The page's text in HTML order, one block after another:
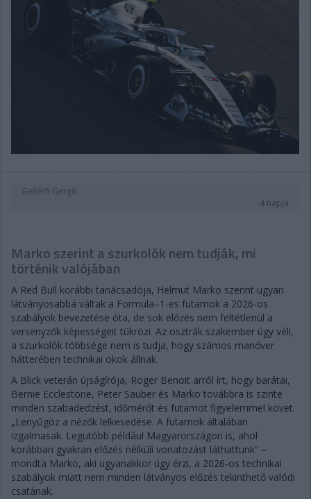
Gellérfi Gergő
4 napja
Marko szerint a szurkolók nem tudják, mi
történik valójában
A Red Bull korábbi tanácsadója, Helmut Marko szerint ugyan
látványosabbá váltak a Formula–1-es futamok a 2026-os
szabályok bevezetése óta, de sok előzés nem feltétlenül a
versenyzők képességeit tükrözi. Az osztrák szakember úgy véli,
a szurkolók többsége nem is tudja, hogy számos manőver
hátterében technikai okok állnak.
A Blick veterán újságírója, Roger Benoit arról írt, hogy barátai,
Bernie Ecclestone, Peter Sauber és Marko továbbra is szinte
minden szabadedzést, időmérőt és futamot figyelemmel követ.
„Lenyűgöz a nézők lelkesedése. A futamok általában
izgalmasak. Legutóbb például Magyarországon is, ahol
korábban gyakran előzés nélküli vonatozást láthattunk” –
mondta Marko, aki ugyanakkor úgy érzi, a 2026-os technikai
szabályok miatt nem minden látványos előzés tekinthető valódi
csatának.